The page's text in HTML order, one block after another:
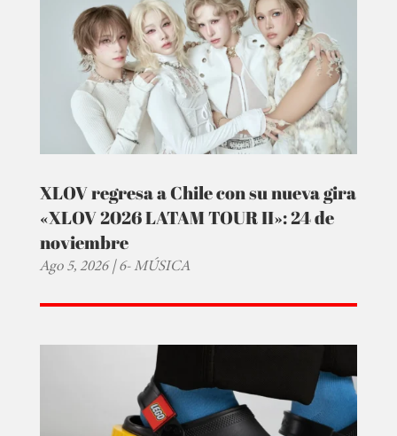
XLOV regresa a Chile con su nueva gira
«XLOV 2026 LATAM TOUR II»: 24 de
noviembre
Ago 5, 2026|6- MÚSICA